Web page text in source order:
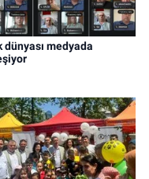
dünyası medyada